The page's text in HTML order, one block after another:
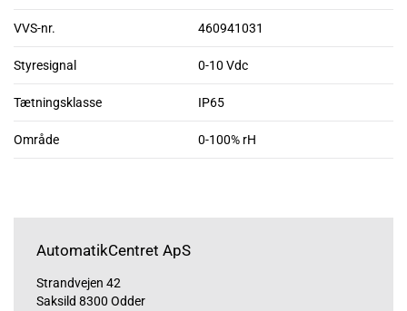
VVS-nr. 460941031
Styresignal 0-10 Vdc
Tætningsklasse IP65
Område 0-100% rH
AutomatikCentret ApS
Strandvejen 42
Saksild 8300 Odder